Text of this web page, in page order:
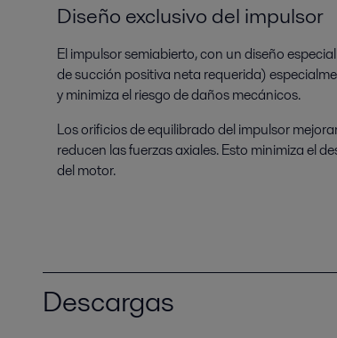
Diseño exclusivo del impulsor
El impulsor semiabierto, con un diseño
de succión positiva neta requerida)
y minimiza el riesgo de daños mecánicos.
Los orificios de equilibrado del impulsor
reducen las fuerzas axiales. Esto minimiza el
del motor.
Descargas